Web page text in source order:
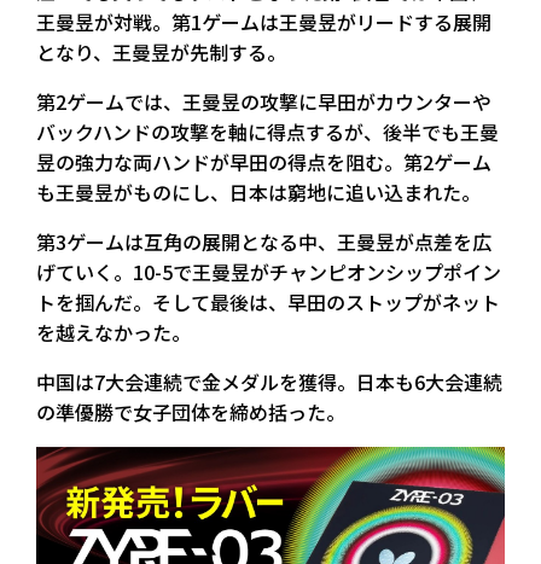
王曼昱が対戦。第1ゲームは王曼昱がリードする展開
となり、王曼昱が先制する。
第2ゲームでは、王曼昱の攻撃に早田がカウンターや
バックハンドの攻撃を軸に得点するが、後半でも王曼
昱の強力な両ハンドが早田の得点を阻む。第2ゲーム
も王曼昱がものにし、日本は窮地に追い込まれた。
第3ゲームは互角の展開となる中、王曼昱が点差を広
げていく。10-5で王曼昱がチャンピオンシップポイン
トを掴んだ。そして最後は、早田のストップがネット
を越えなかった。
中国は7大会連続で金メダルを獲得。日本も6大会連続
の準優勝で女子団体を締め括った。